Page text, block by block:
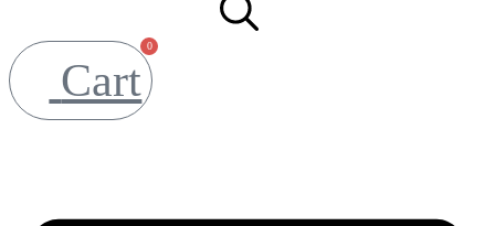
0
Cart